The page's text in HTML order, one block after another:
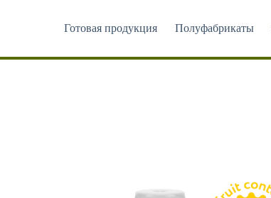
Готовая продукция Полуфабрикаты